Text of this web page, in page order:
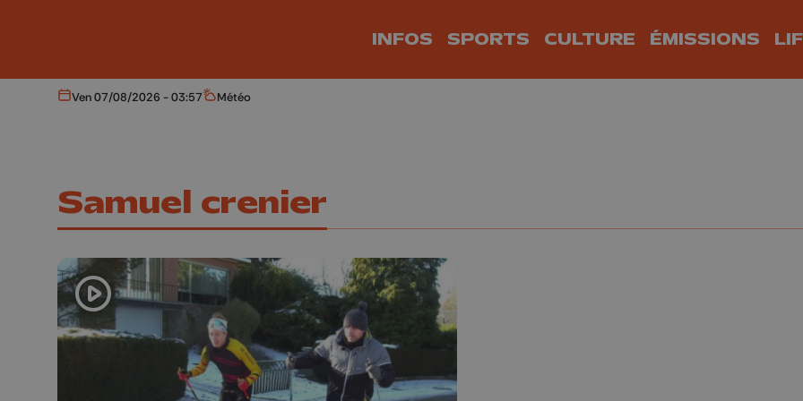
INFOS SPORTS CULTURE ÉMISSIONS
Aujourd'hui
Ven 07/08/2026 - 03:57 Météo
Météo
Samuel crenier